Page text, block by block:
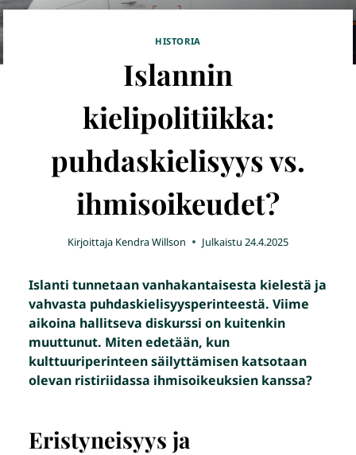
HISTORIA
Islannin
kielipolitiikka:
puhdaskielisyys vs.
ihmisoikeudet?
Kirjoittaja Kendra Willson Julkaistu 24.4.2025
Islanti tunnetaan vanhakantaisesta kielestä ja
vahvasta puhdaskielisyysperinteestä. Viime
aikoina hallitseva diskurssi on kuitenkin
muuttunut. Miten edetään, kun
kulttuuriperinteen säilyttämisen katsotaan
olevan ristiriidassa ihmisoikeuksien kanssa?
Eristyneisyys ja